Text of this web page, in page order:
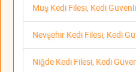
Muş Kedi Filesi, Kedi
Nevşehir Kedi Filesi, Kedi
Niğde Kedi Filesi, Kedi